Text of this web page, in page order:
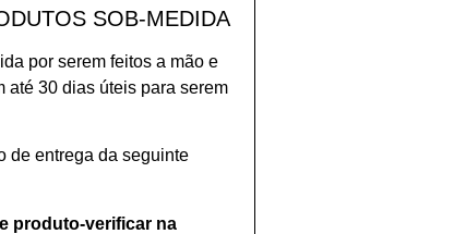
SOB-MEDIDA
por serem feitos a mão e
até 30 dias úteis para serem
de entrega da seguinte
produto-verificar na